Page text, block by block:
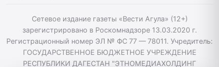
Сетевое издание газеты «Вести Агула» (12+)
зарегистрировано в Роскомнадзоре 13.03.2020 г.
Регистрационный номер ЭЛ № ФС 77 — 78011. Учредитель:
ГОСУДАРСТВЕННОЕ БЮДЖЕТНОЕ УЧРЕЖДЕНИЕ
РЕСПУБЛИКИ ДАГЕСТАН "ЭТНОМЕДИАХОЛДИНГ